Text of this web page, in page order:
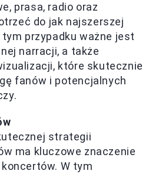
prasa, radio oraz
do jak najszerszej
przypadku ważne jest
narracji, a także
które skutecznie
fanów i potencjalnych
strategii
ma kluczowe znaczenie
W tym